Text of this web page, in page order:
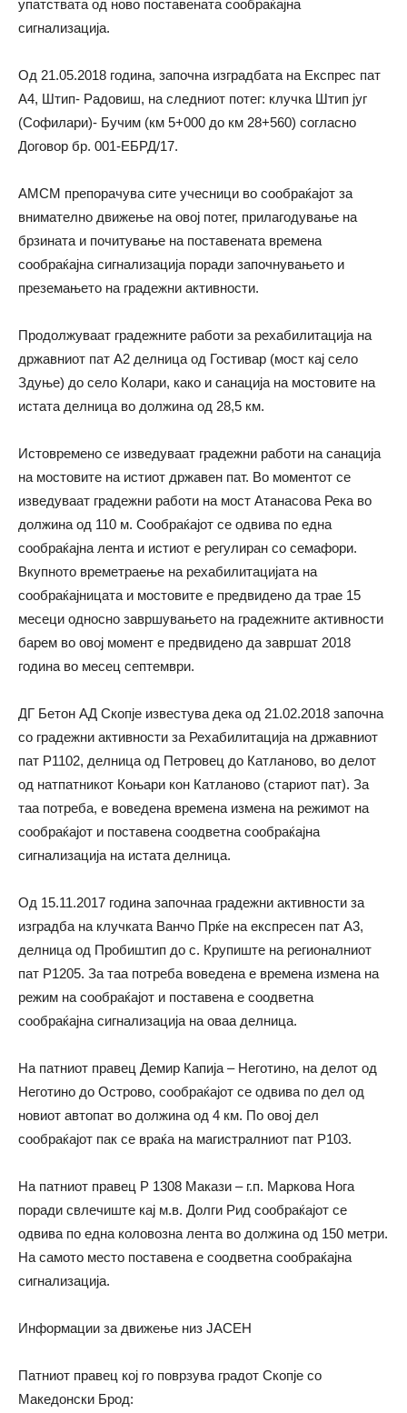
упатствата од ново поставената сообраќајна
сигнализација.
Oд 21.05.2018 година, започна изградбата на Експрес пат
А4, Штип- Радовиш, на следниот потег: клучка Штип југ
(Софилари)- Бучим (км 5+000 до км 28+560) согласно
Договор бр. 001-ЕБРД/17.
АМСМ препорачува сите учесници во сообраќајот за
внимателно движење на овој потег, прилагодување на
брзината и почитување на поставената времена
сообраќајна сигнализација поради започнувањето и
преземањето на градежни активности.
Продолжуваат градежните работи за рехабилитација на
државниот пат А2 делница од Гостивар (мост кај село
Здуње) до село Колари, како и санација на мостовите на
истата делница во должина од 28,5 км.
Истовремено се изведуваат градежни работи на санација
на мостовите на истиот државен пат. Во моментот се
изведуваат градежни работи на мост Атанасова Река во
должина од 110 м. Сообраќајот се одвива по една
сообраќајна лента и истиот е регулиран со семафори.
Вкупното времетраење на рехабилитацијата на
сообраќајницата и мостовите е предвидено да трае 15
месеци односно завршувањето на градежните активности
барем во овој момент е предвидено да завршат 2018
година во месец септември.
ДГ Бетон АД Скопје известува дека од 21.02.2018 започна
со градежни активности за Рехабилитација на државниот
пат Р1102, делница од Петровец до Катланово, во делот
од натпатникот Коњари кон Катланово (стариот пат). За
таа потреба, е воведена времена измена на режимот на
сообраќајот и поставена соодветна сообраќајна
сигнализација на истата делница.
Од 15.11.2017 година започнаа градежни активности за
изградба на клучката Ванчо Прќе на експресен пат А3,
делница од Пробиштип до с. Крупиште на регионалниот
пат P1205. За таа потреба воведена е времена измена на
режим на сообраќајот и поставена е соодветна
сообраќајна сигнализација на оваа делница.
На патниот правец Демир Капија – Неготино, на делот од
Неготино до Острово, сообраќајот се одвива по дел од
новиот автопат во должина од 4 км. По овој дел
сообраќајот пак се враќа на магистралниот пат Р103.
На патниот правец Р 1308 Макази – г.п. Маркова Нога
поради свлечиште кај м.в. Долги Рид сообраќајот се
одвива по една коловозна лента во должина од 150 метри.
На самото место поставена е соодветна сообраќајна
сигнализација.
Информации за движење низ ЈАСЕН
Патниот правец кој го поврзува градот Скопје со
Македонски Брод: